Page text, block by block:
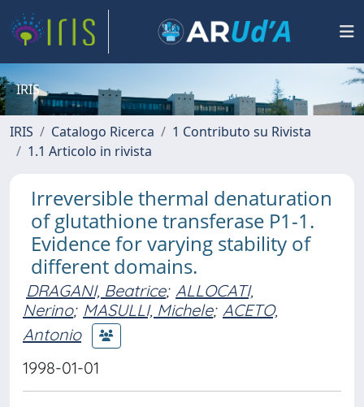
IRIS
IRIS Catalogo Ricerca
1 Contributo su Rivista
1.1 Articolo in rivista
Irreversible thermal denaturation
of glutathione transferase P1-1.
Evidence for varying stability of
different domains.
DRAGANI, Beatrice; ALLOCATI,
Nerino; MASULLI, Michele; ACETO,
Antonio
1998-01-01